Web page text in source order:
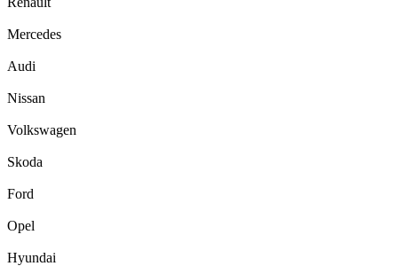
Mercedes
Audi
Nissan
Volkswagen
Skoda
Ford
Opel
Hyundai